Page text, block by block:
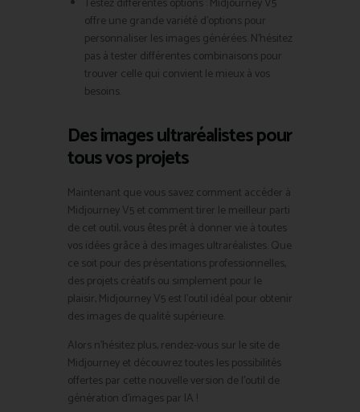
Testez différentes options : Midjourney V5
offre une grande variété d’options pour
personnaliser les images générées. N’hésitez
pas à tester différentes combinaisons pour
trouver celle qui convient le mieux à vos
besoins.
Des images ultraréalistes pour
tous vos projets
Maintenant que vous savez comment accéder à
Midjourney V5 et comment tirer le meilleur parti
de cet outil, vous êtes prêt à donner vie à toutes
vos idées grâce à des images ultraréalistes. Que
ce soit pour des présentations professionnelles,
des projets créatifs ou simplement pour le
plaisir, Midjourney V5 est l’outil idéal pour obtenir
des images de qualité supérieure.
Alors n’hésitez plus, rendez-vous sur le site de
Midjourney et découvrez toutes les possibilités
offertes par cette nouvelle version de l’outil de
génération d’images par IA !